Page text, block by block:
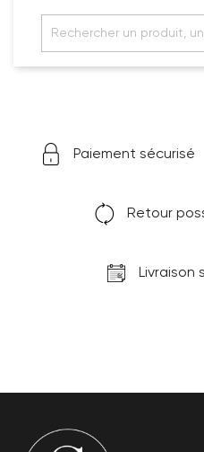
Paiement sécurisé
Retour
Livraison